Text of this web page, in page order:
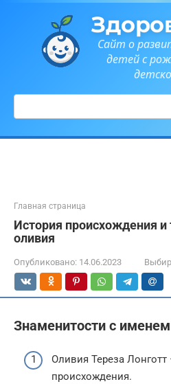
Сайт о
детей с
Поиск:
Главная страница
История происхождения
оливия
Опубликовано: 14.06.2023
Знаменитости с
Оливия Тереза
происхождения.